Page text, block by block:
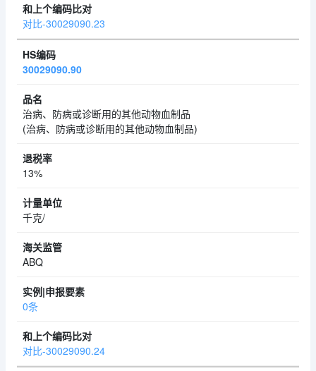
对比-30029090.23
30029090.90
治病、防病或诊断用的其他动物血制品
(治病、防病或诊断用的其他动物血制品)
13%
千克/
ABQ
0条
对比-30029090.24